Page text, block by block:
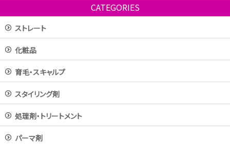
CATEGORIES
ストレート
化粧品
育毛・スキャルプ
スタイリング剤
処理剤・トリートメント
パーマ剤